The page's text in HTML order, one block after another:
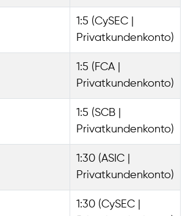
1:5 (CySEC |
Privatkundenkonto)
1:5 (FCA |
Privatkundenkonto)
1:5 (SCB |
Privatkundenkonto)
1:30 (ASIC |
Privatkundenkonto)
1:30 (CySEC |